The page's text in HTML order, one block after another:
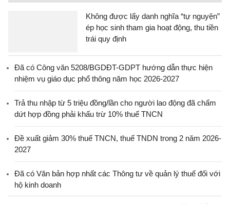
Không được lấy danh nghĩa “tự nguyện”
ép học sinh tham gia hoạt động, thu tiền
trái quy định
Đã có Công văn 5208/BGDĐT-GDPT hướng dẫn thực hiện
nhiệm vụ giáo dục phổ thông năm học 2026-2027
Trả thu nhập từ 5 triệu đồng/lần cho người lao động đã chấm
dứt hợp đồng phải khấu trừ 10% thuế TNCN
Đề xuất giảm 30% thuế TNCN, thuế TNDN trong 2 năm 2026-
2027
Đã có Văn bản hợp nhất các Thông tư về quản lý thuế đối với
hộ kinh doanh